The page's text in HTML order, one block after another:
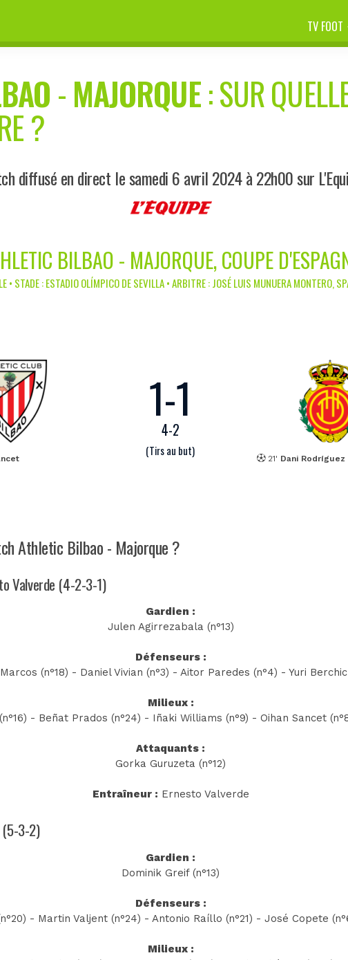
TV FOOT
-MAJORQUE: SUR
?
diffusé en direct le samedi 6 avril 2024 à 22h00 sur
BILBAO - MAJORQUE, COUPE
• STADE : ESTADIO OLÍMPICO DE SEVILLA • ARBITRE : JOSÉ LUIS MUNUERA MONTERO,
1-1
4-2
(Tirs au but)
21' Dani Rodríguez
Athletic Bilbao - Majorque ?
Valverde (4-2-3-1)
Gardien :
Julen Agirrezabala (n°13)
Défenseurs :
(n°18) - Daniel Vivian (n°3) - Aitor Paredes (n°4) - Yuri
Milieux :
- Beñat Prados (n°24) - Iñaki Williams (n°9) - Oihan Sancet
Attaquants :
Gorka Guruzeta (n°12)
Entraîneur : Ernesto Valverde
(5-3-2)
Gardien :
Dominik Greif (n°13)
Défenseurs :
- Martin Valjent (n°24) - Antonio Raíllo (n°21) - José Copete
Milieux :